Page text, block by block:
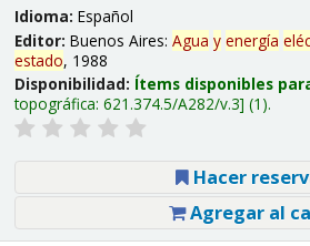
Idioma: Español
Editor: Buenos Aires: Agua y energía
estado, 1988
Disponibilidad: Ítems disponibles
topográfica: 621.374.5/A282/v.3 (1).
Hacer
Agregar al